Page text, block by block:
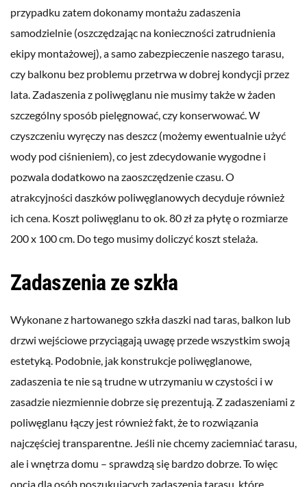
przypadku zatem dokonamy montażu zadaszenia
samodzielnie (oszczędzając na konieczności zatrudnienia
ekipy montażowej), a samo zabezpieczenie naszego tarasu,
czy balkonu bez problemu przetrwa w dobrej kondycji przez
lata. Zadaszenia z poliwęglanu nie musimy także w żaden
szczególny sposób pielęgnować, czy konserwować. W
czyszczeniu wyręczy nas deszcz (możemy ewentualnie użyć
wody pod ciśnieniem), co jest zdecydowanie wygodne i
pozwala dodatkowo na zaoszczędzenie czasu. O
atrakcyjności daszków poliwęglanowych decyduje również
ich cena. Koszt poliwęglanu to ok. 80 zł za płytę o rozmiarze
200 x 100 cm. Do tego musimy doliczyć koszt stelaża.
Zadaszenia ze szkła
Wykonane z hartowanego szkła daszki nad taras, balkon lub
drzwi wejściowe przyciągają uwagę przede wszystkim swoją
estetyką. Podobnie, jak konstrukcje poliwęglanowe,
zadaszenia te nie są trudne w utrzymaniu w czystości i w
zasadzie niezmiennie dobrze się prezentują. Z zadaszeniami z
poliwęglanu łączy jest również fakt, że to rozwiązania
najczęściej transparentne. Jeśli nie chcemy zaciemniać tarasu,
ale i wnętrza domu – sprawdzą się bardzo dobrze. To więc
opcja dla osób poszukujących zadaszenia tarasu, które